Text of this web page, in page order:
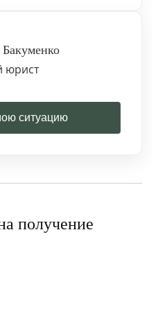
юрист
ситуацию
получение